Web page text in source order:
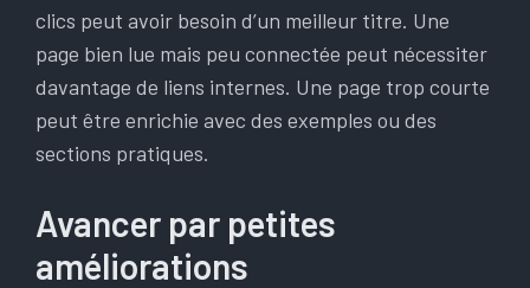
clics peut avoir besoin d’un meilleur titre. Une
page bien lue mais peu connectée peut nécessiter
davantage de liens internes. Une page trop courte
peut être enrichie avec des exemples ou des
sections pratiques.
Avancer par petites
améliorations